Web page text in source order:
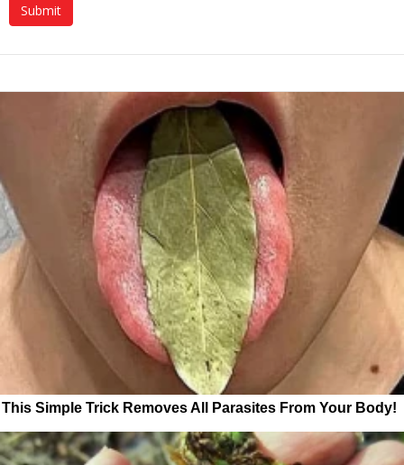
This Simple Trick Removes All Parasites From Your Body!